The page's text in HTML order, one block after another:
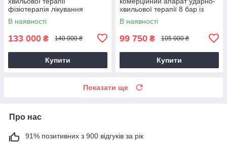
фізіотерапія лікування
еректильної дисфункції
зняття болю реабілітація та
В наявності
133 000 ₴ 140 000 ₴
Купити
хвильової терапії 8 бар із
ультразвуковою ручкою
В наявності
99 750 ₴ 105 000 ₴
Купити
Показати ще
Про нас
91% позитивних з 900 відгуків за рік